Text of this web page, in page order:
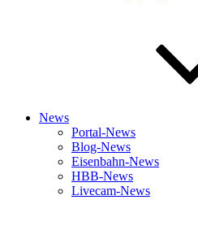
News
Portal-News
Blog-News
Eisenbahn-News
HBB-News
Livecam-News